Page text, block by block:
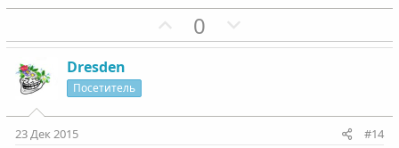
П
о
т
0
е
т
Dresden
Посетитель
23 Дек 2015 #14